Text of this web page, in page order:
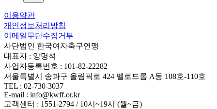
이용약관
개인정보처리방침
이메일무단수집거부
사단법인 한국여자축구연맹
대표자 : 양명석
사업자등록번호 : 101-82-22282
서울특별시 송파구 올림픽로 424 벨로드롬 A동 108호-110호
TEL : 02-730-3037
E-mail : info@kwff.or.kr
고객센터 : 1551-2794 / 10시~19시 (월~금)